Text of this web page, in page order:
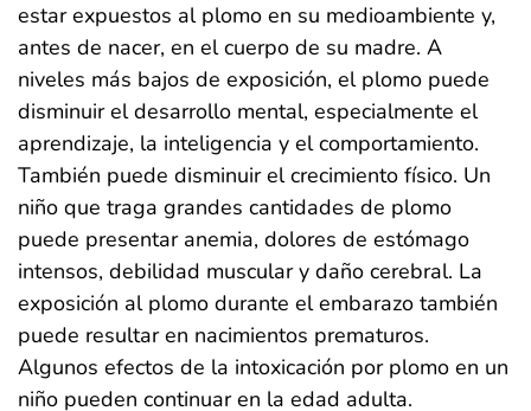
estar expuestos al plomo en su medioambiente y,
antes de nacer, en el cuerpo de su madre. A
niveles más bajos de exposición, el plomo puede
disminuir el desarrollo mental, especialmente el
aprendizaje, la inteligencia y el comportamiento.
También puede disminuir el crecimiento físico. Un
niño que traga grandes cantidades de plomo
puede presentar anemia, dolores de estómago
intensos, debilidad muscular y daño cerebral. La
exposición al plomo durante el embarazo también
puede resultar en nacimientos prematuros.
Algunos efectos de la intoxicación por plomo en un
niño pueden continuar en la edad adulta.